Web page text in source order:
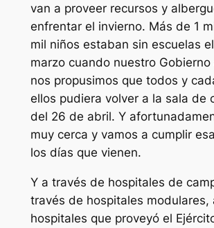
van a proveer recursos y
enfrentar el invierno. Más de 1
mil niños estaban sin escuelas
marzo cuando nuestro Gobierno
nos propusimos que todos y
ellos pudiera volver a la sala de
del 26 de abril. Y
muy cerca y vamos a cumplir
los días que vienen.
Y a través de hospitales de
través de hospitales modulares,
hospitales que proveyó el